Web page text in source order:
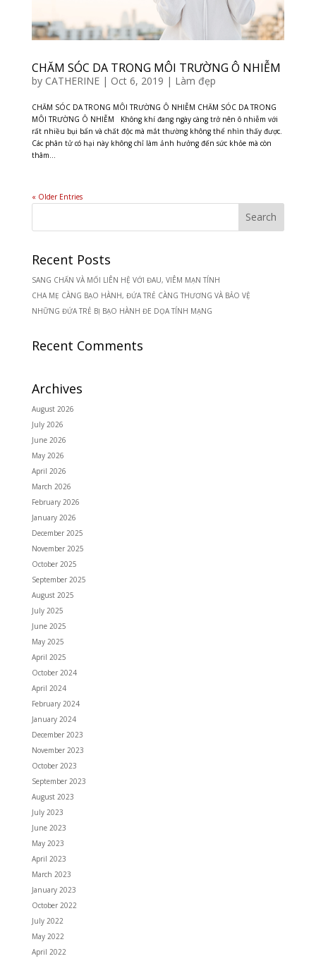
CHĂM SÓC DA TRONG MÔI TRƯỜNG Ô NHIỄM
by CATHERINE| Oct 6, 2019 | Làm đẹp
CHĂM SÓC DA TRONG MÔI TRƯỜNG Ô NHIỄM CHĂM SÓC DA TRONG
MÔI TRƯỜNG Ô NHIỄM Không khí đang ngày càng trở nên ô nhiễm với
rất nhiều bụi bẩn và chất độc mà mắt thường không thể nhìn thấy được.
Các phân tử có hại này không chỉ làm ảnh hưởng đến sức khỏe mà còn
thâm...
« Older Entries
Recent Posts
SANG CHẤN VÀ MỐI LIÊN HỆ VỚI ĐAU, VIÊM MẠN TÍNH
CHA MẸ CÀNG BẠO HÀNH, ĐỨA TRẺ CÀNG THƯƠNG VÀ BẢO VỆ
NHỮNG ĐỨA TRẺ BỊ BẠO HÀNH ĐE DỌA TÍNH MẠNG
Recent Comments
Archives
August 2026
July 2026
June 2026
May 2026
April 2026
March 2026
February 2026
January 2026
December 2025
November 2025
October 2025
September 2025
August 2025
July 2025
June 2025
May 2025
April 2025
October 2024
April 2024
February 2024
January 2024
December 2023
November 2023
October 2023
September 2023
August 2023
July 2023
June 2023
May 2023
April 2023
March 2023
January 2023
October 2022
July 2022
May 2022
April 2022